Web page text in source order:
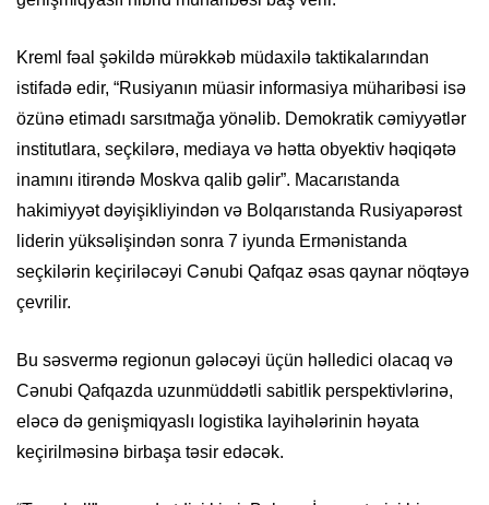
Kreml fəal şəkildə mürəkkəb müdaxilə taktikalarından
istifadə edir, “Rusiyanın müasir informasiya müharibəsi isə
özünə etimadı sarsıtmağa yönəlib. Demokratik cəmiyyətlər
institutlara, seçkilərə, mediaya və hətta obyektiv həqiqətə
inamını itirəndə Moskva qalib gəlir”. Macarıstanda
hakimiyyət dəyişikliyindən və Bolqarıstanda Rusiyapərəst
liderin yüksəlişindən sonra 7 iyunda Ermənistanda
seçkilərin keçiriləcəyi Cənubi Qafqaz əsas qaynar nöqtəyə
çevrilir.
Bu səsvermə regionun gələcəyi üçün həlledici olacaq və
Cənubi Qafqazda uzunmüddətli sabitlik perspektivlərinə,
eləcə də genişmiqyaslı logistika layihələrinin həyata
keçirilməsinə birbaşa təsir edəcək.